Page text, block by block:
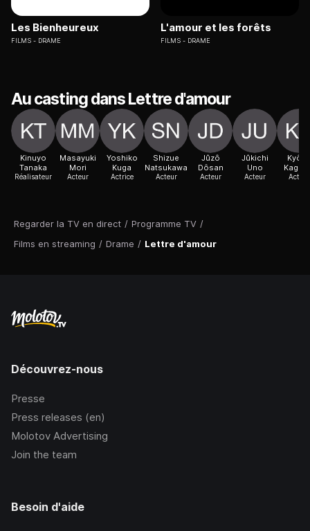
Regarder la TV en direct / Programme TV /
Films en streaming / Drame / Lettre d'amour
Les Bienheureux
FILMS DRAME
L'amour et les forêts
FILMS DRAME
Au casting dans Lettre d'amour
Kinuyo
Tanaka
Réalisateur
Masayuki
Mori
Acteur
Yoshiko
Kuga
Actrice
Shizue
Natsukawa
Acteur
Jûzô
Dôsan
Acteur
Jûkichi
Uno
Acteur Acteur
Découvrez-nous
Presse
Press releases (en)
Molotov Advertising
Join the team
Besoin d'aide